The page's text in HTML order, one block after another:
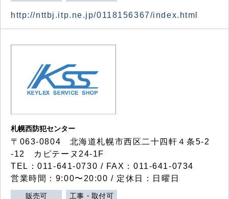
http://nttbj.itp.ne.jp/0118156367/index.html
札幌西防犯センター
〒063-0804 北海道札幌市西区二十四軒４条5-2
-12 カピテーヌ24-1F
TEL：011-641-0730 / FAX：011-641-0734
営業時間：9:00〜20:00 / 定休日：日曜日
販売可 工事・取付可